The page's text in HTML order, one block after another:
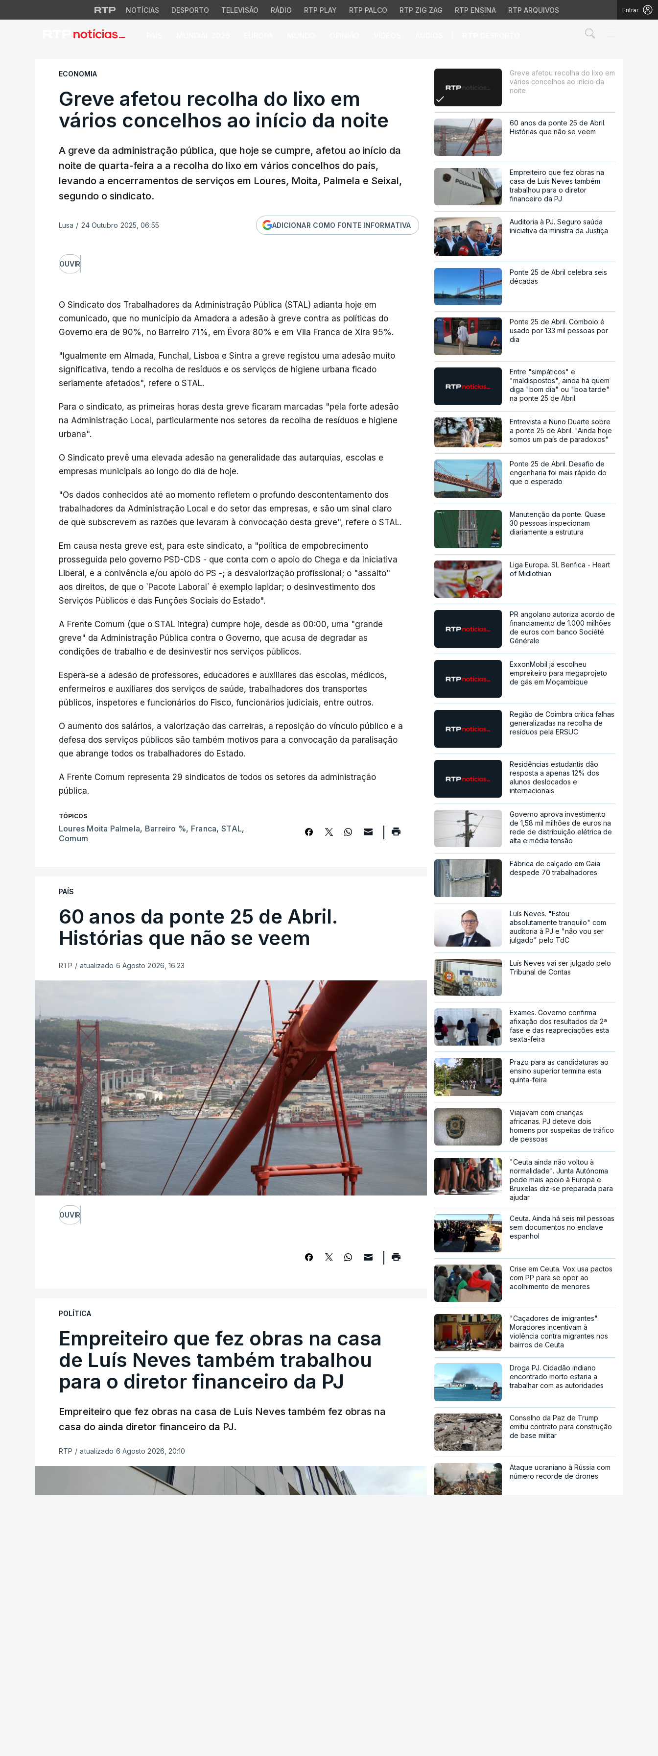
NOTÍCIAS DESPORTO TELEVISÃO RÁDIO RTP PLAY RTP PALCO RTP ZIG ZAG RTP ENSINA RTP ARQUIVOS Entrar
Greve afetou recolha do lixo em vários concelhos ao início da
ECONOMIA
Greve afetou recolha do lixo em
vários concelhos ao início da noite
A greve da administração pública, que hoje se cumpre, afetou ao início da
noite de quarta-feira a a recolha do lixo em vários concelhos do país,
levando a encerramentos de serviços em Loures, Moita, Palmela e Seixal,
segundo o sindicato.
Lusa / 24 Outubro 2025, 06:55 ADICIONAR COMO FONTE INFORMATIVA
OUVIR
O Sindicato dos Trabalhadores da Administração Pública (STAL) adianta hoje em
comunicado, que no município da Amadora a adesão à greve contra as políticas do
Governo era de 90%, no Barreiro 71%, em Évora 80% e em Vila Franca de Xira 95%.
"Igualmente em Almada, Funchal, Lisboa e Sintra a greve registou uma adesão muito
significativa, tendo a recolha de resíduos e os serviços de higiene urbana ficado
seriamente afetados", refere o STAL.
Para o sindicato, as primeiras horas desta greve ficaram marcadas "pela forte adesão
na Administração Local, particularmente nos setores da recolha de resíduos e higiene
urbana".
O Sindicato prevê uma elevada adesão na generalidade das autarquias, escolas e
empresas municipais ao longo do dia de hoje.
"Os dados conhecidos até ao momento refletem o profundo descontentamento dos
trabalhadores da Administração Local e do setor das empresas, e são um sinal claro
de que subscrevem as razões que levaram à convocação desta greve", refere o STAL.
Em causa nesta greve est, para este sindicato, a "política de empobrecimento
prosseguida pelo governo PSD-CDS - que conta com o apoio do Chega e da Iniciativa
Liberal, e a conivência e/ou apoio do PS -; a desvalorização profissional; o "assalto"
aos direitos, de que o `Pacote Laboral` é exemplo lapidar; o desinvestimento dos
Serviços Públicos e das Funções Sociais do Estado".
A Frente Comum (que o STAL integra) cumpre hoje, desde as 00:00, uma "grande
greve" da Administração Pública contra o Governo, que acusa de degradar as
condições de trabalho e de desinvestir nos serviços públicos.
Espera-se a adesão de professores, educadores e auxiliares das escolas, médicos,
enfermeiros e auxiliares dos serviços de saúde, trabalhadores dos transportes
públicos, inspetores e funcionários do Fisco, funcionários judiciais, entre outros.
O aumento dos salários, a valorização das carreiras, a reposição do vínculo público e a
defesa dos serviços públicos são também motivos para a convocação da paralisação
que abrange todos os trabalhadores do Estado.
A Frente Comum representa 29 sindicatos de todos os setores da administração
pública.
TÓPICOS
Loures Moita Palmela, Barreiro %, Franca,STAL,
Comum
PAÍS
60 anos da ponte 25 de Abril.
Histórias que não se veem
RTP / atualizado 6 Agosto 2026, 16:23
OUVIR
POLÍTICA
Empreiteiro que fez obras na casa
de Luís Neves também trabalhou
para o diretor financeiro da PJ
Empreiteiro que fez obras na casa de Luís Neves também fez obras na
casa do ainda diretor financeiro da PJ.
RTP / atualizado 6 Agosto 2026, 20:10
Greve afetou recolha do lixo em
vários concelhos ao início da
noite
60 anos da ponte 25 de Abril.
Histórias que não se veem
Empreiteiro que fez obras na
casa de Luís Neves também
trabalhou para o diretor
financeiro da PJ
Auditoria à PJ. Seguro saúda
iniciativa da ministra da Justiça
Ponte 25 de Abril celebra seis
décadas
Ponte 25 de Abril. Comboio é
usado por 133 mil pessoas por
dia
Entre "simpáticos" e
"maldispostos", ainda há quem
diga "bom dia" ou "boa tarde"
na ponte 25 de Abril
Entrevista a Nuno Duarte sobre
a ponte 25 de Abril. "Ainda hoje
somos um país de paradoxos"
Ponte 25 de Abril. Desafio de
engenharia foi mais rápido do
que o esperado
Manutenção da ponte. Quase
30 pessoas inspecionam
diariamente a estrutura
Liga Europa. SL Benfica - Heart
of Midlothian
PR angolano autoriza acordo de
financiamento de 1.000 milhões
de euros com banco Société
Générale
ExxonMobil já escolheu
empreiteiro para megaprojeto
de gás em Moçambique
Região de Coimbra critica falhas
generalizadas na recolha de
resíduos pela ERSUC
Residências estudantis dão
resposta a apenas 12% dos
alunos deslocados e
internacionais
Governo aprova investimento
de 1,58 mil milhões de euros na
rede de distribuição elétrica de
alta e média tensão
Fábrica de calçado em Gaia
despede 70 trabalhadores
Luís Neves. "Estou
absolutamente tranquilo" com
auditoria à PJ e "não vou ser
julgado" pelo TdC
Luís Neves vai ser julgado pelo
Tribunal de Contas
Exames. Governo confirma
afixação dos resultados da 2ª
fase e das reapreciações esta
sexta-feira
Prazo para as candidaturas ao
ensino superior termina esta
quinta-feira
Viajavam com crianças
africanas. PJ deteve dois
homens por suspeitas de tráfico
de pessoas
"Ceuta ainda não voltou à
normalidade". Junta Autónoma
pede mais apoio à Europa e
Bruxelas diz-se preparada para
ajudar
Ceuta. Ainda há seis mil pessoas
sem documentos no enclave
espanhol
Crise em Ceuta. Vox usa pactos
com PP para se opor ao
acolhimento de menores
"Caçadores de imigrantes".
Moradores incentivam à
violência contra migrantes nos
bairros de Ceuta
Droga PJ. Cidadão indiano
encontrado morto estaria a
trabalhar com as autoridades
Conselho da Paz de Trump
emitiu contrato para construção
de base militar
Ataque ucraniano à Rússia com
número recorde de drones